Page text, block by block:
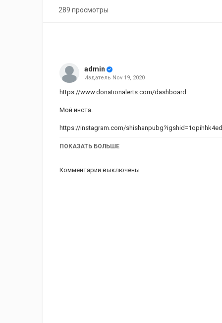
289 просмотры
admin
Издатель Nov 19, 2020
https://www.donationalerts.com/dashboard
Мой инста.
https://instagram.com/
Мой Вк.
Мои настройки.
ПОКАЗАТЬ БОЛЬШЕ
Комментарии выключены